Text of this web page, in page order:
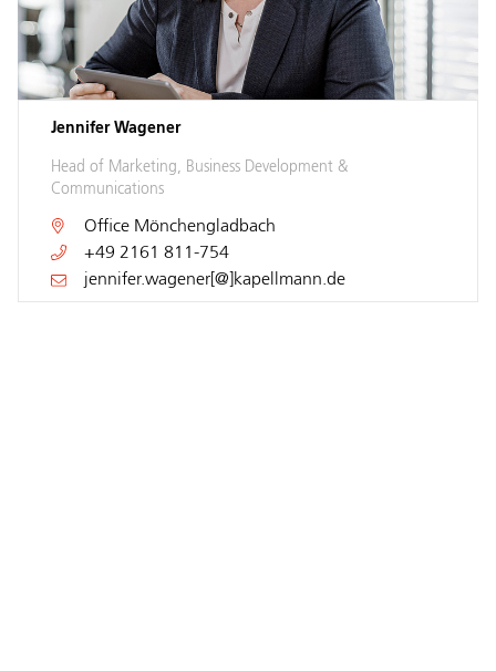
Jennifer Wagener
Head of Marketing, Business Development &
Communications
Office Mönchengladbach
+49 2161 811-754
jennifer.wagener[@]kapellmann.de